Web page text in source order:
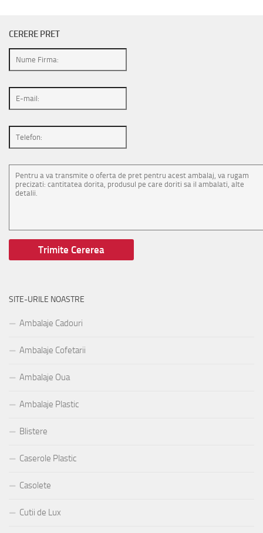
CERERE PRET
SITE-URILE NOASTRE
Ambalaje Cadouri
Ambalaje Cofetarii
Ambalaje Oua
Ambalaje Plastic
Blistere
Caserole Plastic
Casolete
Cutii de Lux